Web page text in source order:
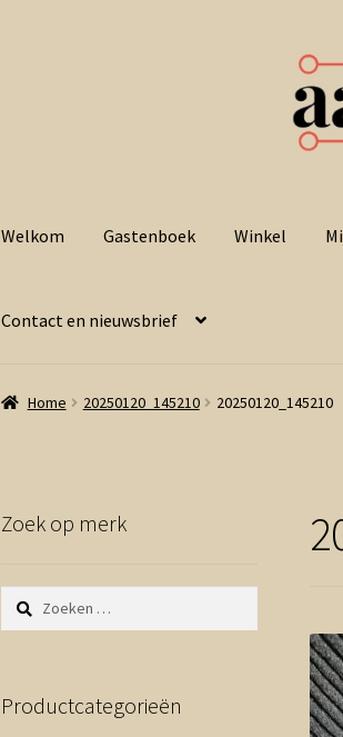
door
naar
Welkom Gastenboek Winkel
Contact en nieuwsbrief
Home 20250120_145210 20250120_145210
Zoek op merk
Zoeken
naar:
Productcategorieën